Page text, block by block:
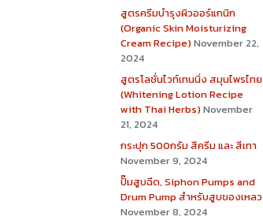
สูตรครีมบำรุงผิวออร์แกนิก
(Organic Skin Moisturizing
Cream Recipe)November 22,
2024
สูตรโลชั่นไวท์เทนนิ่ง สมุนไพรไทย
(Whitening Lotion Recipe
with Thai Herbs)November
21, 2024
กระปุก 500กรัม สีครีม และ สีเทา
November 9, 2024
ปั๊มสูบฉีด, Siphon Pumps and
Drum Pump สำหรับสูบของเหลว
November 8, 2024